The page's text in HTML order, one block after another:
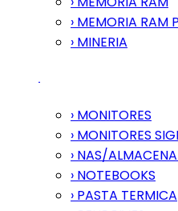
› MEMORIA RAM
› MINERIA
› MONITORES
› MONITORES
› NAS/
› NOTEBOOKS
› PASTA TERMICA